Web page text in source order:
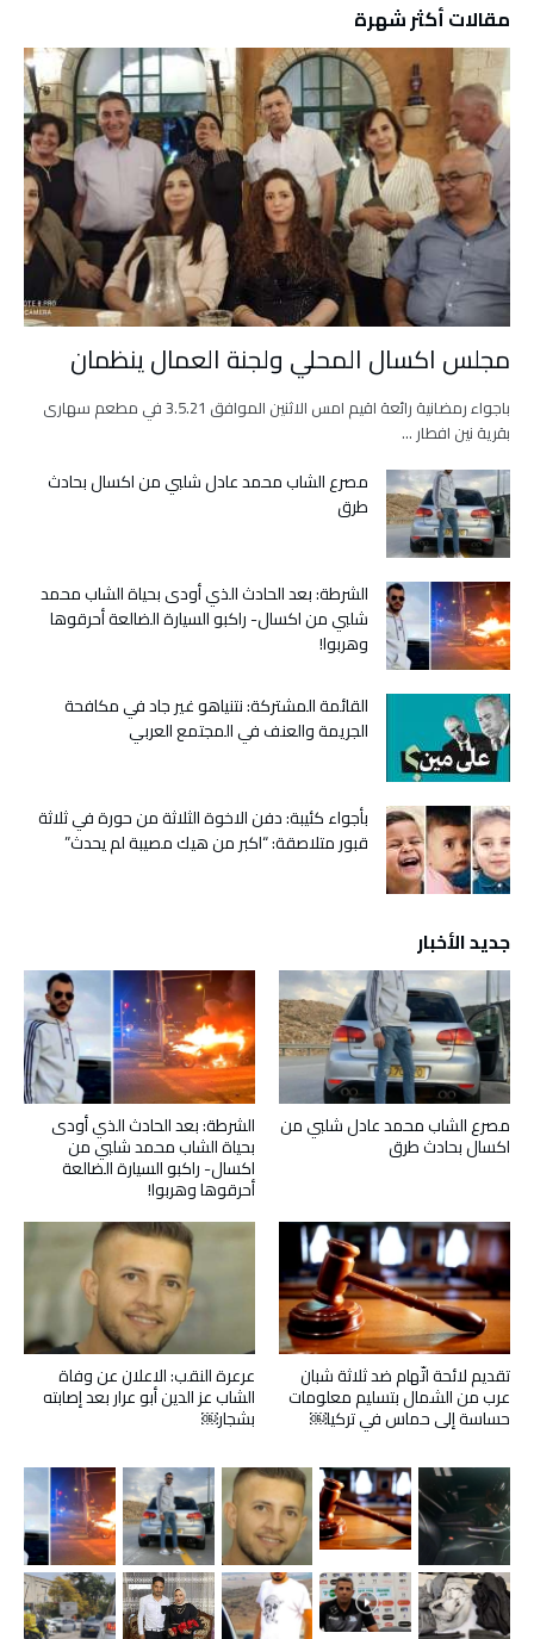
مقالات أكثر شهرة
مجلس اكسال المحلي ولجنة العمال ينظمان
باجواء رمضانية رائعة اقيم امس الاثنين الموافق 3.5.21 في مطعم سهارى
بقرية نين افطار …
مصرع الشاب محمد عادل شلبي من اكسال بحادث
طرق
الشرطة: بعد الحادث الذي أودى بحياة الشاب محمد
شلبي من اكسال- راكبو السيارة الضالعة أحرقوها
وهربوا!
القائمة المشتركة: نتنياهو غير جاد في مكافحة
الجريمة والعنف في المجتمع العربي
بأجواء كئيبة: دفن الاخوة الثلاثة من حورة في ثلاثة
قبور متلاصقة: “اكبر من هيك مصيبة لم يحدث”
جديد الأخبار
الشرطة: بعد الحادث الذي أودى
بحياة الشاب محمد شلبي من
اكسال- راكبو السيارة الضالعة
أحرقوها وهربوا!
مصرع الشاب محمد عادل شلبي من
اكسال بحادث طرق
عرعرة النقب: الاعلان عن وفاة
الشاب عز الدين أبو عرار بعد إصابته
بشجار￼
تقديم لائحة اتّهام ضد ثلاثة شبان
عرب من الشمال بتسليم معلومات
حساسة إلى حماس في تركيا￼